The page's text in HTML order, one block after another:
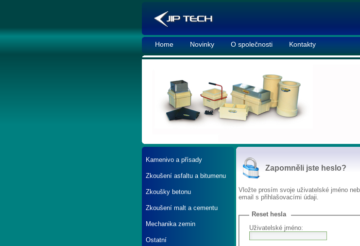
Home Novinky O společnosti Kontakty
Kamenivo a přísady
Zkoušení asfaltu a bitumenu
Zkoušky betonu
Zkoušení malt a cementu
Mechanika zemin
Ostatní
Zapomněli jste heslo?
Vložte prosím svoje uživatelské jméno
email s přihlašovacími údaji.
Reset hesla
Uživatelské jméno: